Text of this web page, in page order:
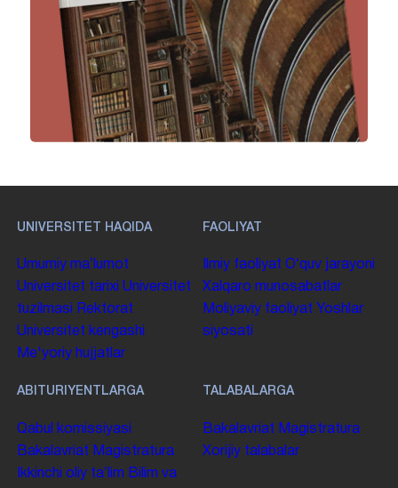
UNIVERSITET HAQIDA
Umumiy maʼlumot
Universitet tarixi Universitet
tuzilmasi
Rektorat
Universitet kengashi
Me'yoriy hujjatlar
FAOLIYAT
Ilmiy faoliyat Oʻquv jarayoni
Xalqaro munosabatlar
Moliyaviy faoliyat Yoshlar
siyosati
ABITURIYENTLARGA
Qabul komissiyasi
Bakalavriat Magistratura
Ikkinchi oliy taʼlim Bilim va
TALABALARGA
Bakalavriat Magistratura
Xorijiy talabalar